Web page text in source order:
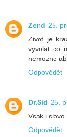
Zend 25.
Zivot je
vyvolat co
nemozne
Odpovědět
Dr.Sid 25.
Vsak i slovo
Odpovědět